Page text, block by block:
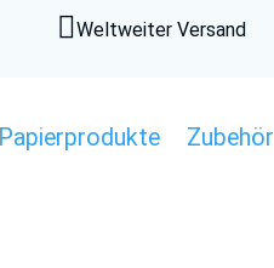
Weltweiter Versand
Papierprodukte Zubehör